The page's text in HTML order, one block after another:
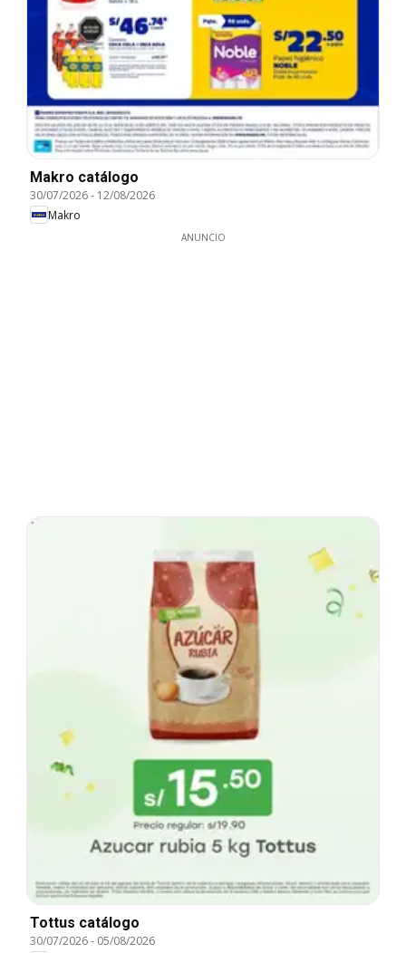
Makro catálogo
30/07/2026- 12/08/2026
Makro
ANUNCIO
Tottus catálogo
30/07/2026- 05/08/2026